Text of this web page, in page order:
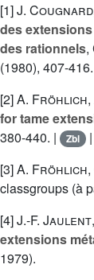
[1]J. Cougnard
des
des rationnels,
(1980), 407-
[2]A. Fröhlich,
for tame
380-440. |
Zbl |
[3]A. Fröhlich,
classgroups (à
[4]J.-F. Jaulent,
extensions
1979).